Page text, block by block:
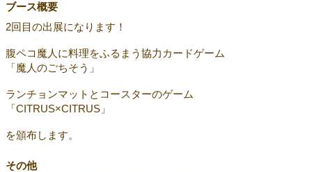
ブース概要
2回目の出展になります！
腹ペコ魔人に料理をふるまう協力カードゲーム
「魔人のごちそう」
ランチョンマットとコースターのゲーム
「CITRUS×CITRUS」
を頒布します。
その他